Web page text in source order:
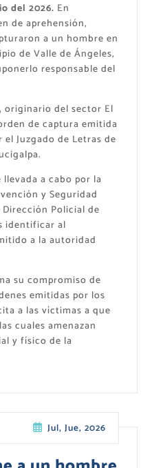
del 2026. En
de aprehensión,
a un hombre en
de Valle de Ángeles,
responsable del
originario del sector El
de captura emitida
Juzgado de Letras de
a cabo por la
y Seguridad
Dirección Policial de
identificar al
a la autoridad
su compromiso de
emitidas por los
a las víctimas a que
cuales amenazan
y físico de la
Jul, Jue, 2026